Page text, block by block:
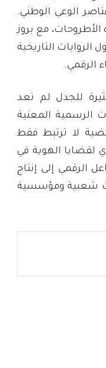
الوعي الوطني.
مع بروز
التاريخية
الرقمي.
للجدل لم تعد
الرسمية المعنية
لا ترتبط فقط
لقضايا الهوية في
الرقمي إلى إنتاج
شعبية ومؤسسية